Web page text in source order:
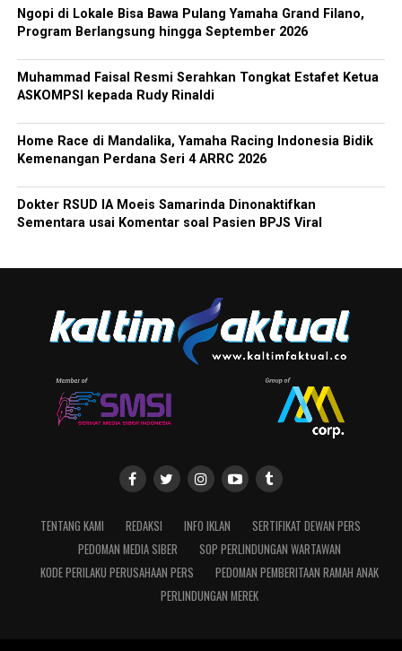
Ngopi di Lokale Bisa Bawa Pulang Yamaha Grand Filano,
Program Berlangsung hingga September 2026
Muhammad Faisal Resmi Serahkan Tongkat Estafet Ketua
ASKOMPSI kepada Rudy Rinaldi
Home Race di Mandalika, Yamaha Racing Indonesia Bidik
Kemenangan Perdana Seri 4 ARRC 2026
Dokter RSUD IA Moeis Samarinda Dinonaktifkan
Sementara usai Komentar soal Pasien BPJS Viral
TENTANG KAMI REDAKSI INFO IKLAN
SERTIFIKAT DEWAN PERS
PEDOMAN MEDIA SIBER
SOP PERLINDUNGAN WARTAWAN
KODE PERILAKU PERUSAHAAN PERS
PEDOMAN PEMBERITAAN RAMAH ANAK
PERLINDUNGAN MEREK